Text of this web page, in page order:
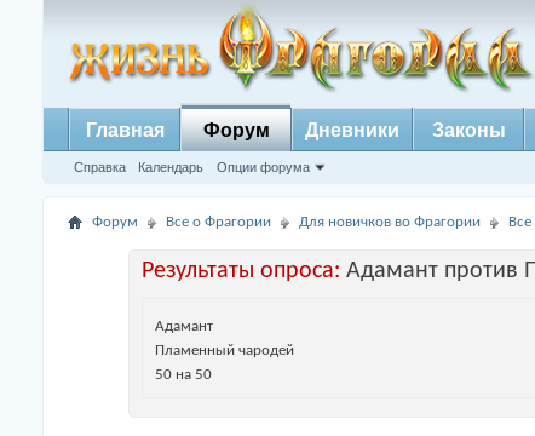
Главная Форум
Справка Календарь Опции форума
Дневники Законы
Форум Все о Фрагории Для новичков во Фрагории Все
Результаты опроса: Адамант против
Адамант
Пламенный чародей
50 на 50